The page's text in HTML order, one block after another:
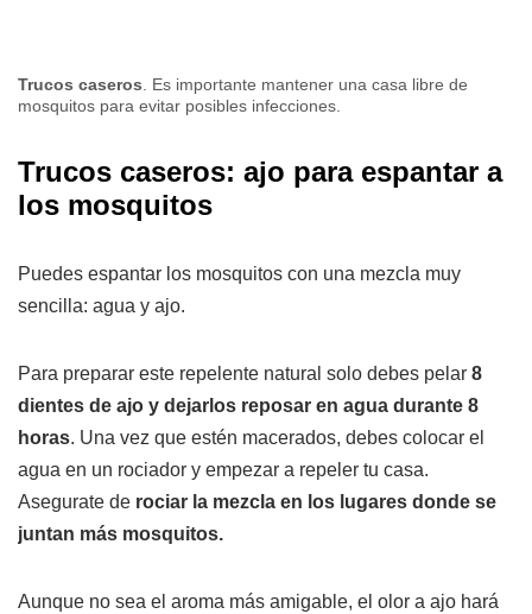
Trucos caseros . Es importante mantener una casa libre de
mosquitos para evitar posibles infecciones.
Trucos caseros: ajo para espantar a
los mosquitos
Puedes espantar los mosquitos con una mezcla muy
sencilla: agua y ajo.
Para preparar este repelente natural solo debes pelar 8
dientes de ajo y dejarlos reposar en agua durante 8
horas. Una vez que estén macerados, debes colocar el
agua en un rociador y empezar a repeler tu casa.
Asegurate de rociar la mezcla en los lugares donde se
juntan más mosquitos.
Aunque no sea el aroma más amigable, el olor a ajo hará